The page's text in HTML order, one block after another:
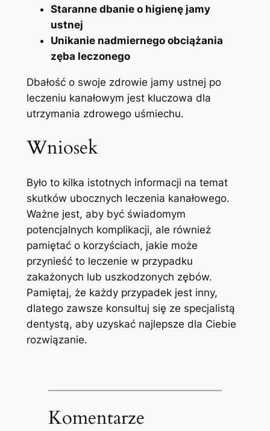
Staranne dbanie o higienę⁣ jamy
ustnej
Unikanie nadmiernego obciążania‍
zęba ​leczonego
Dbałość o swoje zdrowie jamy ustnej po
leczeniu ⁤kanałowym jest ‌kluczowa dla
utrzymania zdrowego uśmiechu.
Wniosek
Było​ to kilka istotnych ​informacji na temat
skutków⁤ ubocznych leczenia kanałowego.
Ważne jest, aby ⁤być świadomym
potencjalnych komplikacji, ⁣ale również​
pamiętać o korzyściach, jakie może
⁤przynieść to leczenie w przypadku⁣
zakażonych ‌lub uszkodzonych zębów.
Pamiętaj, że​ każdy przypadek jest inny,
dlatego zawsze konsultuj się ze specjalistą
dentystą, ⁢aby ⁢uzyskać⁢ najlepsze dla Ciebie
⁤rozwiązanie.
Komentarze